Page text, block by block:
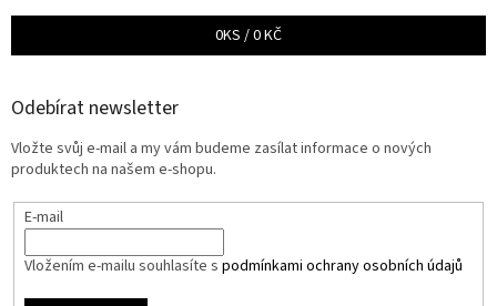
0KS /0 KČ
Odebírat newsletter
Vložte svůj e-mail a my vám budeme zasílat informace o nových
produktech na našem e-shopu.
E-mail
Vložením e-mailu souhlasíte s podmínkami ochrany osobních údajů